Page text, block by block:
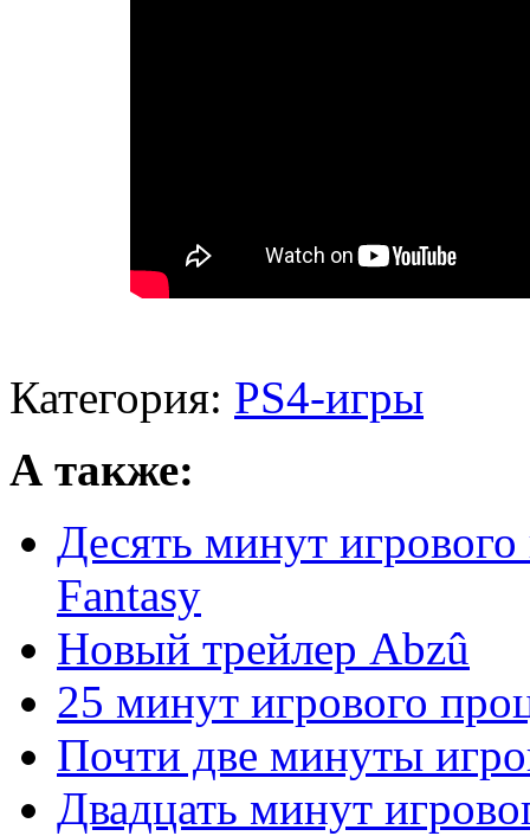
Категория: PS4-игры
А также:
Десять минут
Fantasy
Новый трейлер Abzû
25 минут игрового
Почти две минуты
Двадцать минут